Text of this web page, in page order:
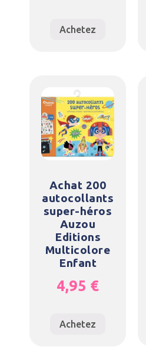
Achetez
Achat 200
autocollants
super-héros
Auzou
Editions
Multicolore
Enfant
4,95 €
Achetez